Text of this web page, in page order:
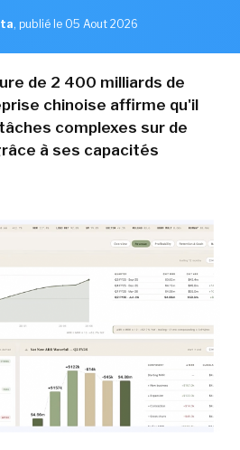
, publié le 05 Aout 2026
de 2 400 milliards de
chinoise affirme qu'il
complexes sur de
à ses capacités